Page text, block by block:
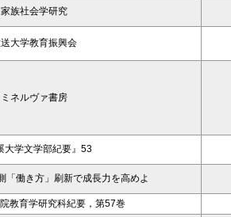
家族社会学研究
大学教育振興会
ミネルヴァ書房
大学文学部紀要』53
「働き方」刷新で成長力を高めよ
教育学研究科紀要，第57巻